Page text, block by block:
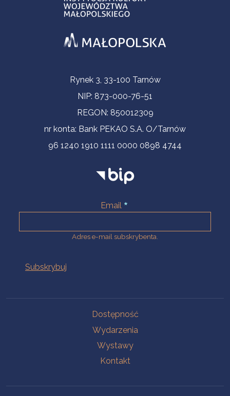
Informacje kontaktoweRynek 3, 33-100 Tarnów
NIP: 873-000-76-51
REGON: 850012309
nr konta: Bank PEKAO S.A. O/Tarnów
96 1240 1910 1111 0000 0898 4744
Email
Adres e-mail subskrybenta.
Dostępność
Wydarzenia
Wystawy
Kontakt